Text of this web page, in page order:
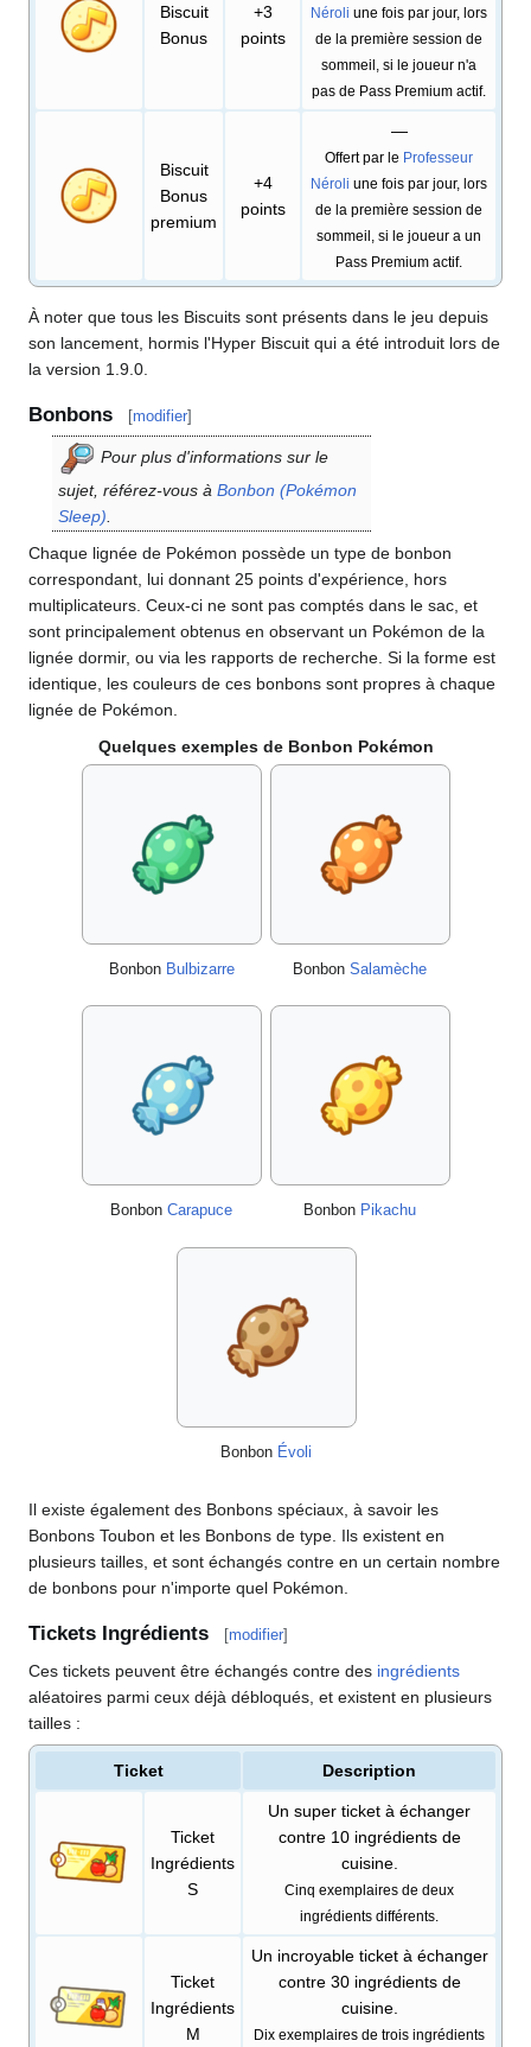
Biscuit
Bonus
+3
points
Néroli une fois par jour, lors
de la première session de
sommeil, si le joueur n'a
pas de Pass Premium actif.
Biscuit
Bonus
premium
+4
points
—
Offert par le Professeur
Néroli une fois par jour, lors
de la première session de
sommeil, si le joueur a un
Pass Premium actif.
À noter que tous les Biscuits sont présents dans le jeu depuis
son lancement, hormis l'Hyper Biscuit qui a été introduit lors de
la version 1.9.0.
Bonbons [modifier]
Pour plus d'informations sur le
sujet, référez-vous à Bonbon (Pokémon
Sleep).
Chaque lignée de Pokémon possède un type de bonbon
correspondant, lui donnant 25 points d'expérience, hors
multiplicateurs. Ceux-ci ne sont pas comptés dans le sac, et
sont principalement obtenus en observant un Pokémon de la
lignée dormir, ou via les rapports de recherche. Si la forme est
identique, les couleurs de ces bonbons sont propres à chaque
lignée de Pokémon.
Quelques exemples de Bonbon Pokémon
Bonbon Bulbizarre Bonbon Salamèche
Bonbon Carapuce Bonbon Pikachu
Bonbon Évoli
Il existe également des Bonbons spéciaux, à savoir les
Bonbons Toubon et les Bonbons de type. Ils existent en
plusieurs tailles, et sont échangés contre en un certain nombre
de bonbons pour n'importe quel Pokémon.
Tickets Ingrédients [modifier]
Ces tickets peuvent être échangés contre des ingrédients
aléatoires parmi ceux déjà débloqués, et existent en plusieurs
tailles :
Ticket Description
Ticket
Ingrédients
S
Un super ticket à échanger
contre 10 ingrédients de
cuisine.
Cinq exemplaires de deux
ingrédients différents.
Ticket
Ingrédients
M
Un incroyable ticket à échanger
contre 30 ingrédients de
cuisine.
Dix exemplaires de trois ingrédients